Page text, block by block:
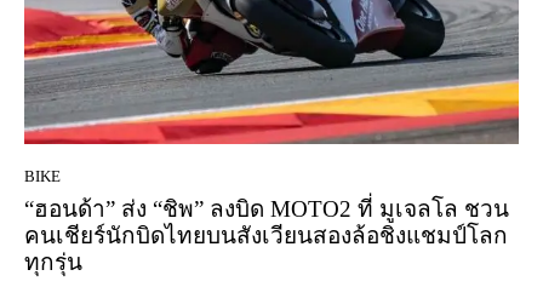
BIKE
“ฮอนด้า” ส่ง “ชิพ” ลงบิด MOTO2 ที่ มูเจลโล ชวน
คนเชียร์นักบิดไทยบนสังเวียนสองล้อชิงแชมป์โลก
ทุกรุ่น